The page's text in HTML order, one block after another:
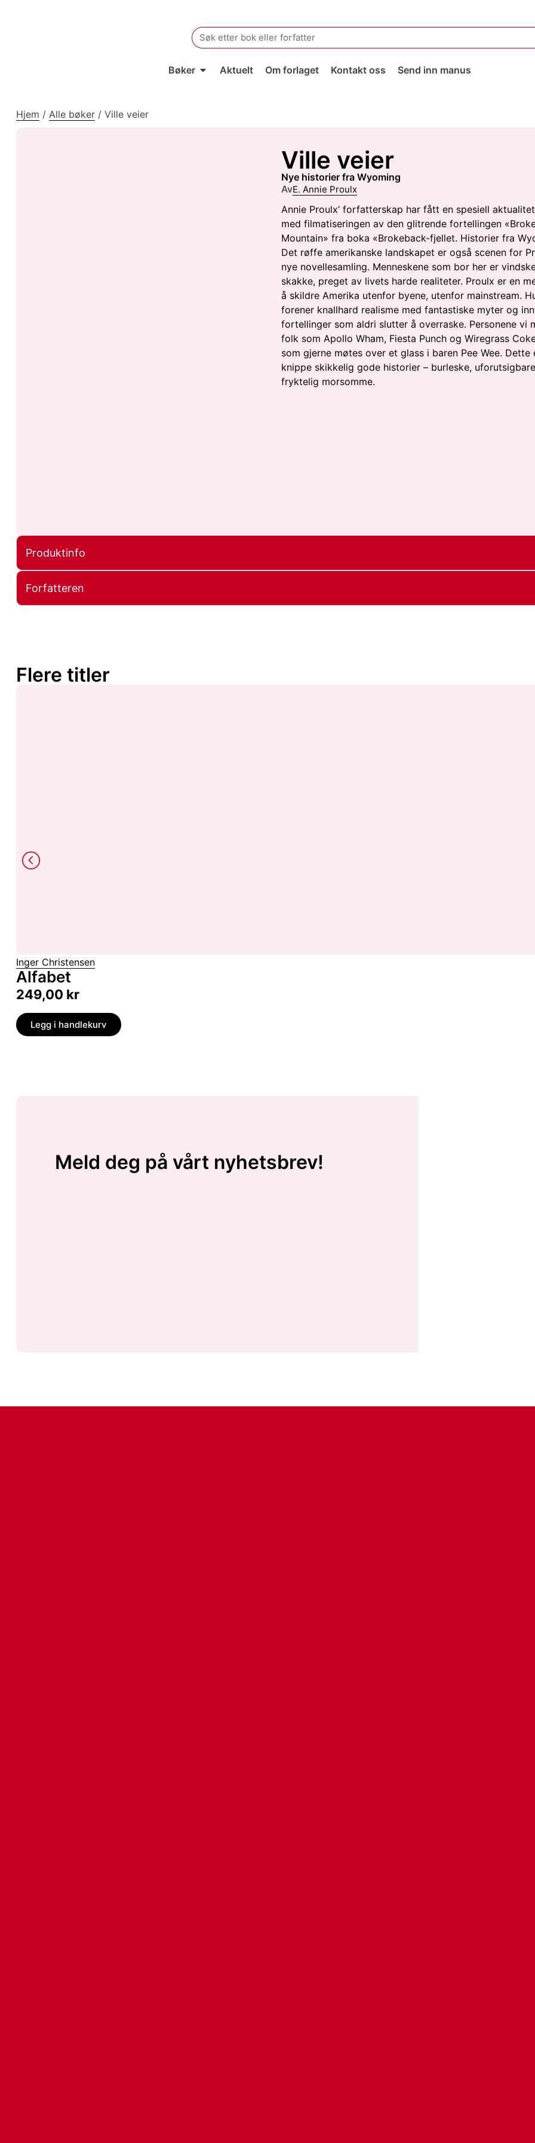
Search
for:
Bøker Aktuelt Om forlaget Kontakt oss Send inn manus
Hjem / Alle bøker / Ville veier
Ville veier
nye historier fra Wyoming
AvE. Annie Proulx
Annie Proulx’ forfatterskap har fått en spesiell
med filmatiseringen av den glitrende fortellingen
Mountain» fra boka «Brokeback-fjellet. Historier fra
Det røffe amerikanske landskapet er også scenen for
nye novellesamling. Menneskene som bor her er
skakke, preget av livets harde realiteter. Proulx er en
å skildre Amerika utenfor byene, utenfor mainstream.
forener knallhard realisme med fantastiske myter og
fortellinger som aldri slutter å overraske. Personene vi
folk som Apollo Wham, Fiesta Punch og Wiregrass
som gjerne møtes over et glass i baren Pee Wee. Dette
knippe skikkelig gode historier – burleske,
fryktelig morsomme.
Produktinfo
Forfatteren
Flere titler
Inger Christensen
Alfabet
249,00 kr
Legg i handlekurv
Meld deg på vårt nyhetsbrev!